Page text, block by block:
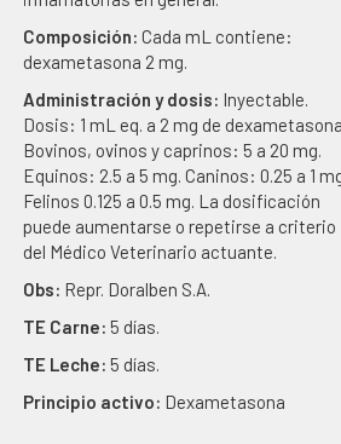
Composición:Cada mL contiene:
dexametasona 2 mg.
Administración y dosis: Inyectable.
Dosis: 1 mL eq. a 2 mg de
Bovinos, ovinos y caprinos: 5 a 20 mg.
Equinos: 2.5 a 5 mg. Caninos: 0.25 a 1
Felinos 0.125 a 0.5 mg. La dosificación
puede aumentarse o repetirse a criterio
del Médico Veterinario actuante.
Obs: Repr. Doralben S.A.
TE Carne:5 días.
TE Leche:5 días.
Principio activo: Dexametasona